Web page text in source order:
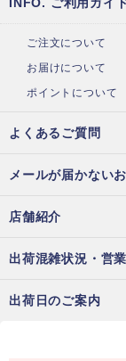
ご注文について
お届けについて
ポイントについて
よくあるご質問
メールが届かない
店舗紹介
出荷混雑状況・営
出荷日のご案内